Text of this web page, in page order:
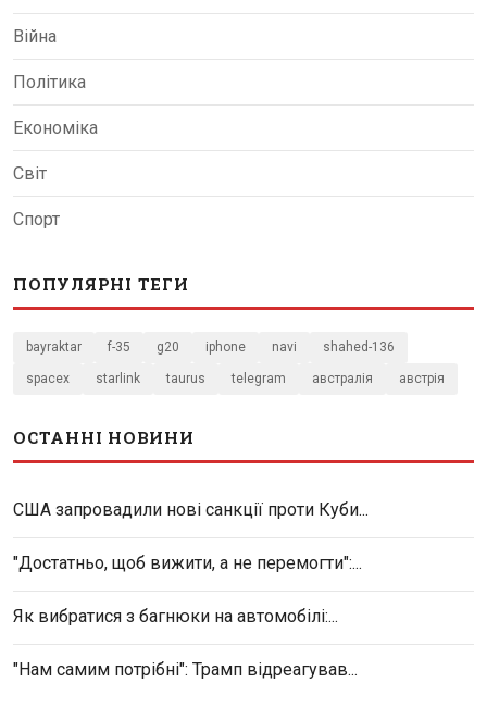
Війна
Політика
Економіка
Світ
Спорт
ПОПУЛЯРНІ ТЕГИ
bayraktar f-35 g20 iphone navi shahed-136
spacex starlink taurus telegram австралія австрія
ОСТАННІ НОВИНИ
США запровадили нові санкції проти Куби...
"Достатньо, щоб вижити, а не перемогти":...
Як вибратися з багнюки на автомобілі:...
"Нам самим потрібні": Трамп відреагував...